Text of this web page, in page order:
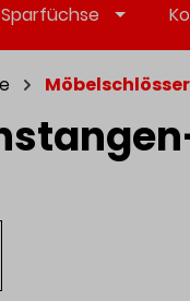
Möbelschlösser